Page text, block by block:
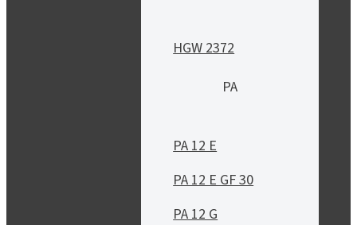
HGW 2372
PA
PA 12 E
PA 12 E GF 30
PA 12 G